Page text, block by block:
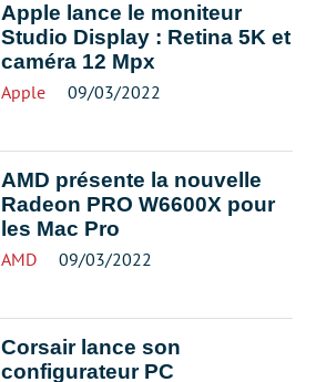
Apple lance le moniteur
Studio Display : Retina 5K et
caméra 12 Mpx
Apple 09/03/2022
AMD présente la nouvelle
Radeon PRO W6600X pour
les Mac Pro
AMD 09/03/2022
Corsair lance son
configurateur PC